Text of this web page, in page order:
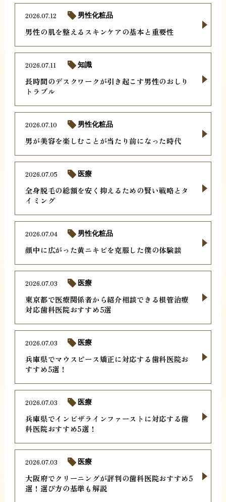
男性の肌を整えるスキンケアの基本と重要性
2026.07.12 男性化粧品
長時間のデスクワークが引き起こす男性のおしり
トラブル
2026.07.11 知識
男が美容を楽しむことが当たり前になった時代
2026.07.10 男性化粧品
全身脱毛の総額を安く抑えるための賢い戦略とタ
イミング
2026.07.05 医療
顔中に広がった黄ニキビを克服した僕の体験談
2026.07.04 男性化粧品
東京都で医療関係者から紹介相談できる根管治療
対応歯科医院おすすめ5選
2026.07.03 医療
兵庫県でマウスピース矯正に対応する歯科医院お
すすめ5選！
2026.07.03 医療
兵庫県でインビザラインファーストに対応する歯
科医院おすすめ5選！
2026.07.03 医療
大阪府でクリーニングが評判の歯科医院おすすめ5
選！選び方の基準も解説
2026.07.03 医療